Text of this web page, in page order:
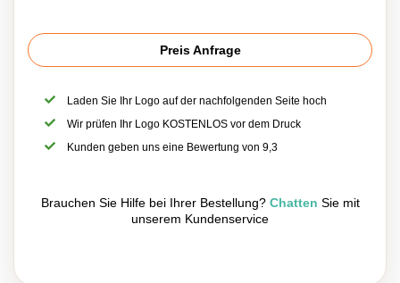
Preis Anfrage
Laden Sie Ihr Logo auf der nachfolgenden Seite hoch
Wir prüfen Ihr Logo KOSTENLOS vor dem Druck
Kunden geben uns eine Bewertung von 9,3
Brauchen Sie Hilfe bei Ihrer Bestellung? Chatten Sie mit
unserem Kundenservice